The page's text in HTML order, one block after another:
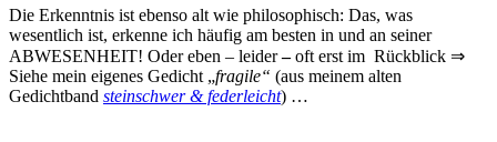
Die Erkenntnis ist ebenso alt wie philosophisch: Das, was
wesentlich ist, erkenne ich häufig am besten in und an seiner
ABWESENHEIT! Oder eben – leider–oft erst im Rückblick ⇒
Siehe mein eigenes Gedicht „fragile“ (aus meinem alten
Gedichtband steinschwer & federleicht) …